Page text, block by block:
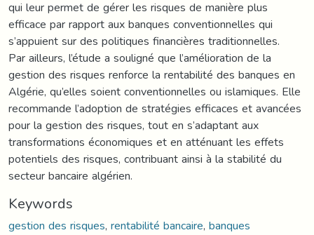
qui leur permet de gérer les risques de manière plus
efficace par rapport aux banques conventionnelles qui
s’appuient sur des politiques financières traditionnelles.
Par ailleurs, l’étude a souligné que l’amélioration de la
gestion des risques renforce la rentabilité des banques en
Algérie, qu’elles soient conventionnelles ou islamiques. Elle
recommande l’adoption de stratégies efficaces et avancées
pour la gestion des risques, tout en s’adaptant aux
transformations économiques et en atténuant les effets
potentiels des risques, contribuant ainsi à la stabilité du
secteur bancaire algérien.
Keywords
gestion des risques,rentabilité bancaire,banques